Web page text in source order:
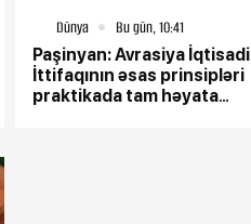
Dünya
Bu gün, 10:41
Paşinyan: Avrasiya İqtisadi
İttifaqının əsas prinsipləri
praktikada tam həyata